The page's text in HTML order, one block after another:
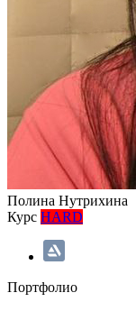
Полина Нутрихина
Курс HARD
Портфолио